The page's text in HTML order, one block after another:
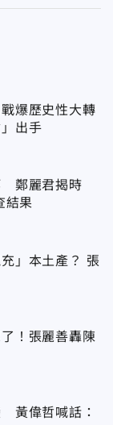
爆歷史性大轉
出手
鄭麗君揭時
結果
」本土產？ 張
！張麗善轟陳
黃偉哲喊話：